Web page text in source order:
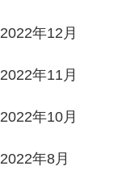
2022年12月
2022年11月
2022年10月
2022年8月